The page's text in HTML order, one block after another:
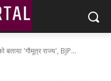
बताया 'गौमूत्र राज्य', BJP...